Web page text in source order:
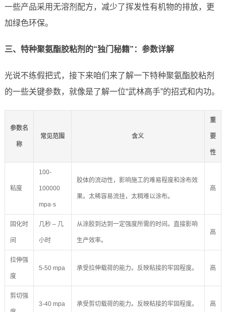
一些产品采用无溶剂配方，减少了挥发性有机物的排放，更
加绿色环保。
三、特种聚氨酯胶粘剂的“独门秘籍”：参数详解
光说不练假把式，接下来咱们来了解一下特种聚氨酯胶粘剂
的一些关键参数，就像是了解一位“武林高手”的招式和内功。
参数名
称
常见范围 含义
重
要
性
粘度
100-
100000
mpa·s
胶体的流动性，影响施工的难易程度和涂布效
果。太稀容易流挂，太稠难以涂布。
高
固化时
间
几秒 – 几
小时
从涂胶到达到一定强度所需的时间。直接影响
生产效率。
高
拉伸强
度
5-50 mpa 承受拉伸载荷的能力。反映粘接的牢固程度。 高
剪切强
3-40 mpa 承受剪切载荷的能力。反映粘接的牢固程度。 高